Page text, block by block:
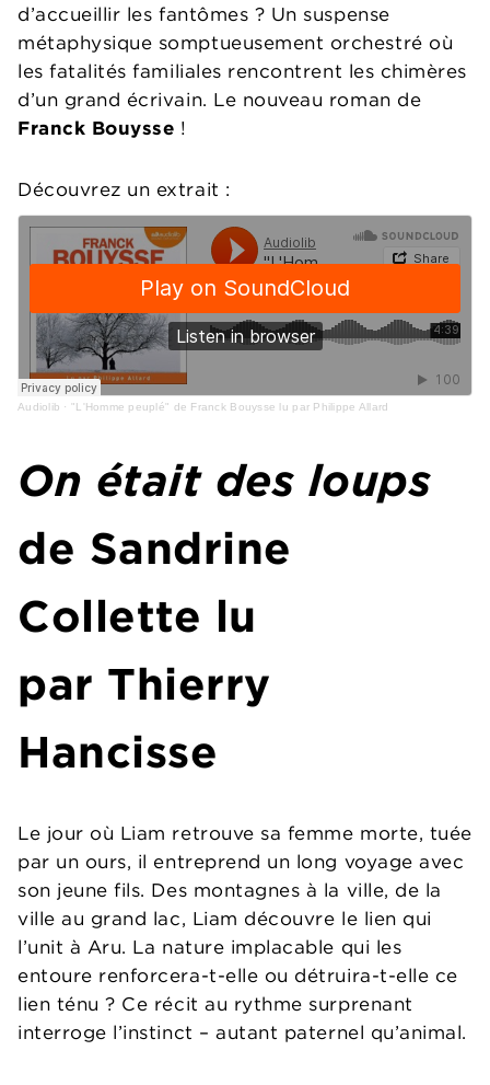
d’accueillir les fantômes ? Un suspense
métaphysique somptueusement orchestré où
les fatalités familiales rencontrent les chimères
d’un grand écrivain. Le nouveau roman de
Franck Bouysse !
Découvrez un extrait :
Audiolib · "L'Homme peuplé" de Franck Bouysse lu par Philippe Allard
On était des loups
de Sandrine
Collette lu
par Thierry
Hancisse
Le jour où Liam retrouve sa femme morte, tuée
par un ours, il entreprend un long voyage avec
son jeune fils. Des montagnes à la ville, de la
ville au grand lac, Liam découvre le lien qui
l’unit à Aru. La nature implacable qui les
entoure renforcera-t-elle ou détruira-t-elle ce
lien ténu ? Ce récit au rythme surprenant
interroge l’instinct – autant paternel qu’animal.